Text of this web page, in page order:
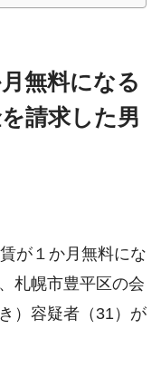
無料になる
請求した男
が１か月無料にな
札幌市豊平区の会
）容疑者（31）が